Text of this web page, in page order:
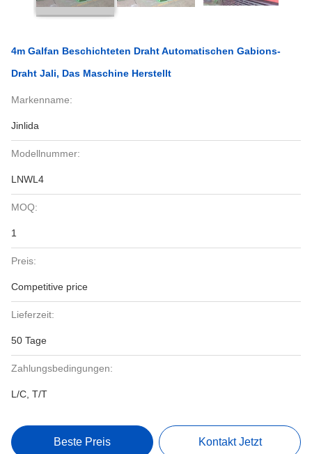
4m Galfan Beschichteten Draht Automatischen Gabions-
Draht Jali, Das Maschine Herstellt
Markenname:
Jinlida
Modellnummer:
LNWL4
MOQ:
1
Preis:
Competitive price
Lieferzeit:
50 Tage
Zahlungsbedingungen:
L/C, T/T
Beste Preis Kontakt Jetzt